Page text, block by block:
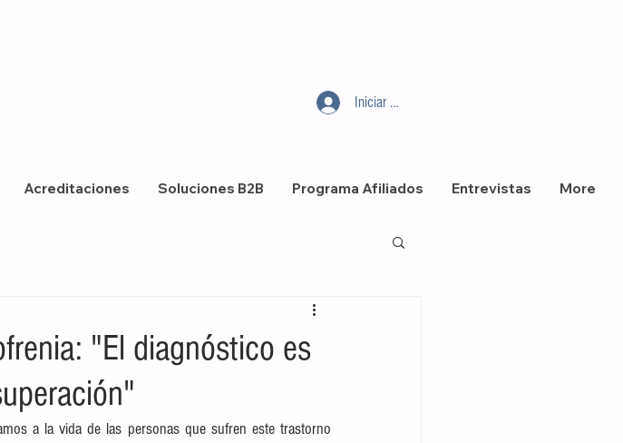
Iniciar sesión
Acreditaciones Soluciones B2B Programa Afiliados Entrevistas More
"El diagnóstico es
a la vida de las personas que sufren este trastorno